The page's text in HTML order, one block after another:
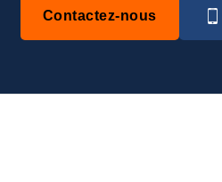
Contactez-nous